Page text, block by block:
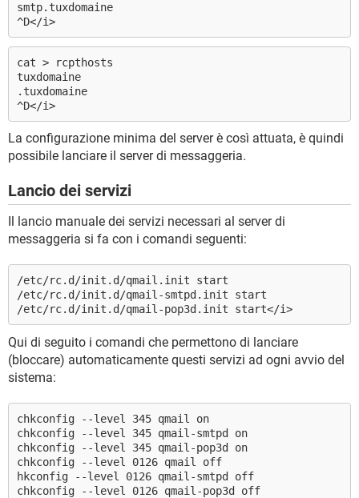
smtp.tuxdomaine
^D</i>
cat > rcpthosts
tuxdomaine
.tuxdomaine
^D</i>
La configurazione minima del server è così attuata, è quindi
possibile lanciare il server di messaggeria.
Lancio dei servizi
Il lancio manuale dei servizi necessari al server di
messaggeria si fa con i comandi seguenti:
/etc/rc.d/init.d/qmail.init start
/etc/rc.d/init.d/qmail-smtpd.init start
/etc/rc.d/init.d/qmail-pop3d.init start</i>
Qui di seguito i comandi che permettono di lanciare
(bloccare) automaticamente questi servizi ad ogni avvio del
sistema:
chkconfig --level 345 qmail on
chkconfig --level 345 qmail-smtpd on
chkconfig --level 345 qmail-pop3d on
chkconfig --level 0126 qmail off
hkconfig --level 0126 qmail-smtpd off
chkconfig --level 0126 qmail-pop3d off